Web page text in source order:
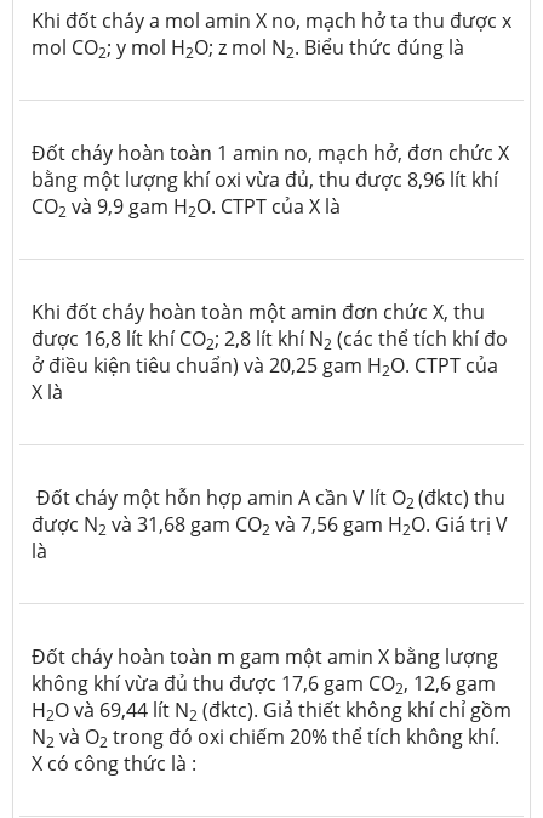
Khi đốt cháy a mol amin X no, mạch hở ta thu được x
mol CO2; y mol H2O; z mol N2. Biểu thức đúng là
Đốt cháy hoàn toàn 1 amin no, mạch hở, đơn chức X
bằng một lượng khí oxi vừa đủ, thu được 8,96 lít khí
CO2 và 9,9 gam H2O. CTPT của X là
Khi đốt cháy hoàn toàn một amin đơn chức X, thu
được 16,8 lít khí CO2; 2,8 lít khí N2 (các thể tích khí đo
ở điều kiện tiêu chuẩn) và 20,25 gam H2O. CTPT của
X là
Đốt cháy một hỗn hợp amin A cần V lít O2(đktc) thu
được N2 và 31,68 gam CO2 và 7,56 gam H2O. Giá trị V
là
Đốt cháy hoàn toàn m gam một amin X bằng lượng
không khí vừa đủ thu được 17,6 gam CO2, 12,6 gam
H2O và 69,44 lít N2 (đktc). Giả thiết không khí chỉ gồm
N2 và O2 trong đó oxi chiếm 20% thể tích không khí.
X có công thức là :